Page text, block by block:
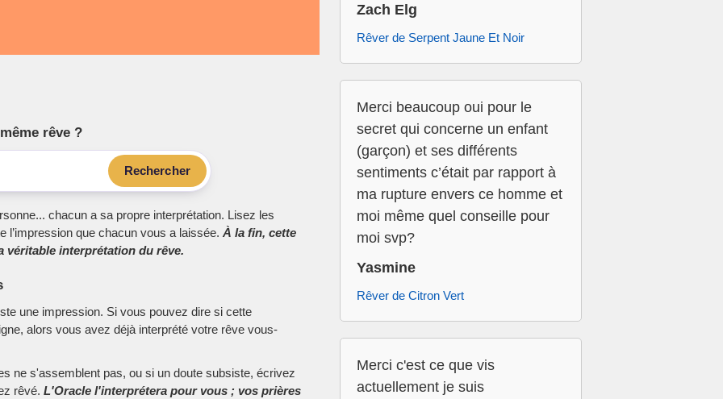
rêve ?
Rechercher
chacun a sa propre interprétation. Lisez les
l’impression que chacun vous a laissée. À la fin, cette
véritable interprétation du rêve.
une impression. Si vous pouvez dire si cette
alors vous avez déjà interprété votre rêve vous-
ne s'assemblent pas, ou si un doute subsiste, écrivez
rêvé. L'Oracle l'interprétera pour vous ; vos prières
Zach Elg
Rêver de Serpent Jaune Et Noir
Merci beaucoup oui pour le
secret qui concerne un enfant
(garçon) et ses différents
sentiments c’était par rapport à
ma rupture envers ce homme et
moi même quel conseille pour
moi svp?
Yasmine
Rêver de Citron Vert
Merci c'est ce que vis
actuellement je suis